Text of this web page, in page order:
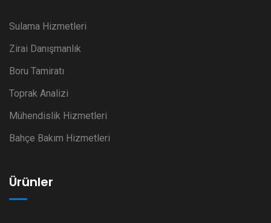
Sulama Hizmetleri
Zirai Danışmanlık
Boru Tamiratı
Toprak Analizi
Mühendislik Hizmetleri
Bahçe Bakım Hizmetleri
Ürünler